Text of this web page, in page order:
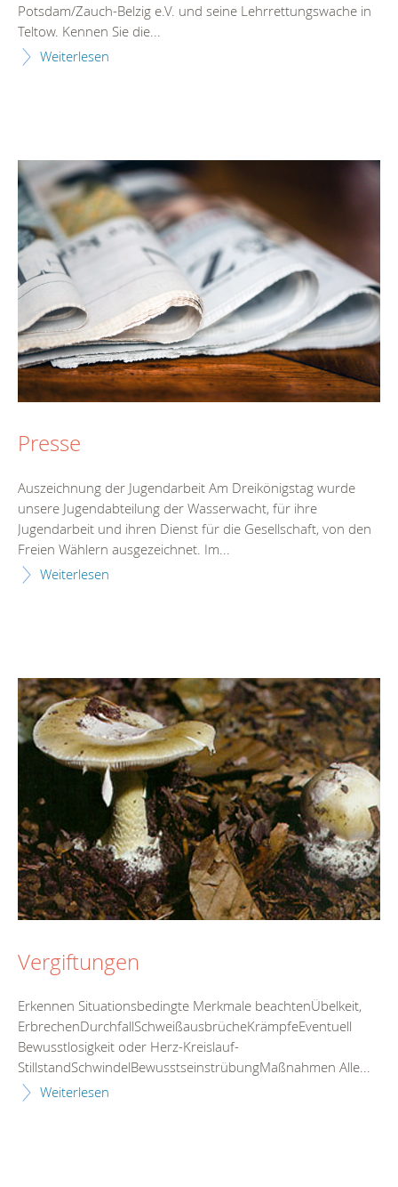
Potsdam/Zauch-Belzig e.V. und seine Lehrrettungswache in
Teltow. Kennen Sie die...
Weiterlesen
Presse
Auszeichnung der Jugendarbeit Am Dreikönigstag wurde
unsere Jugendabteilung der Wasserwacht, für ihre
Jugendarbeit und ihren Dienst für die Gesellschaft, von den
Freien Wählern ausgezeichnet. Im...
Weiterlesen
Vergiftungen
Erkennen Situationsbedingte Merkmale beachtenÜbelkeit,
ErbrechenDurchfallSchweißausbrücheKrämpfeEventuell
Bewusstlosigkeit oder Herz-Kreislauf-
StillstandSchwindelBewusstseinstrübungMaßnahmen Alle...
Weiterlesen